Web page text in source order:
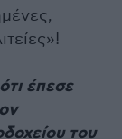
έπεσε
του